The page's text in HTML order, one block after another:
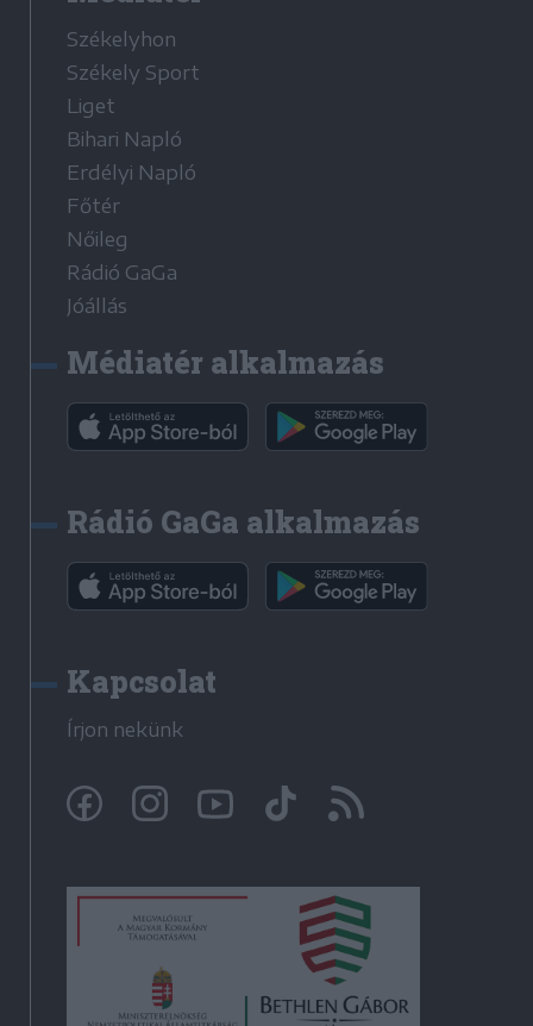
Székelyhon
Székely Sport
Liget
Bihari Napló
Erdélyi Napló
Főtér
Nőileg
Rádió GaGa
Jóállás
Médiatér alkalmazás
Rádió GaGa alkalmazás
Kapcsolat
Írjon nekünk